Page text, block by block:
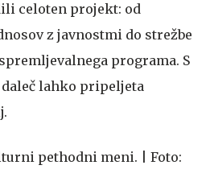
celoten projekt: od
z javnostmi do strežbe
programa. S
lahko pripeljeta